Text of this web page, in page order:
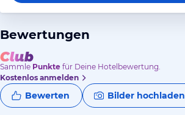
Bewertungen
Sammle Punkte für Deine Hotelbewertung.
Kostenlos anmelden
Bewerten Bilder hochladen